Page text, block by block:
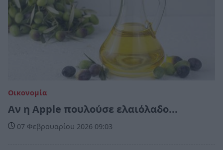
Οικονομία
Αν η Apple πουλούσε ελαιόλαδο...
07 Φεβρουαρίου 2026 09:03